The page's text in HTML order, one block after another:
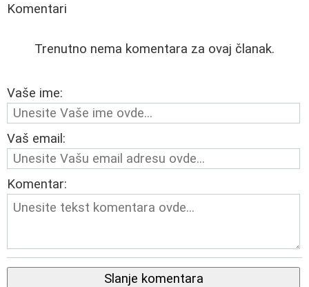
Komentari
Trenutno nema komentara za ovaj članak.
Vaše ime:
Vaš email:
Komentar:
Slanje komentara